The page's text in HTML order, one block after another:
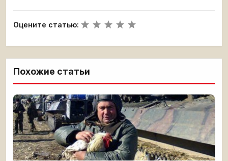
Оцените статью:
Похожие статьи